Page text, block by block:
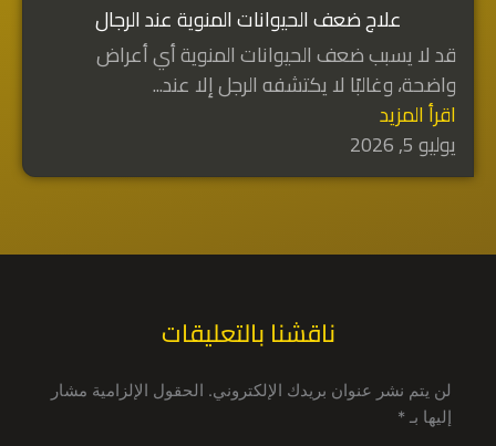
علاج ضعف الحيوانات المنوية عند الرجال
قد لا يسبب ضعف الحيوانات المنوية أي أعراض
واضحة، وغالبًا لا يكتشفه الرجل إلا عند...
اقرأ المزيد
يوليو 5, 2026
ناقشنا بالتعليقات
لن يتم نشر عنوان بريدك الإلكتروني.
الحقول الإلزامية مشار
إليها بـ *